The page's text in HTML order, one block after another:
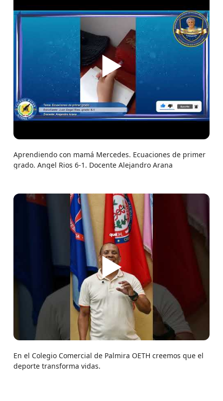
▶
Aprendiendo con mamá Mercedes. Ecuaciones de primer
grado. Angel Rios 6-1. Docente Alejandro Arana
▶
En el Colegio Comercial de Palmira OETH creemos que el
deporte transforma vidas.